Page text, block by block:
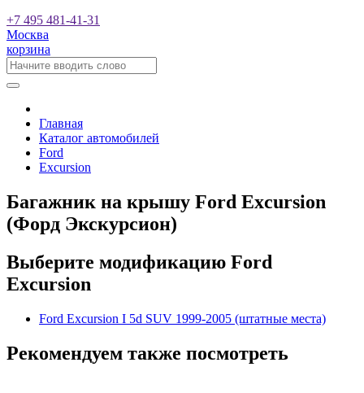
+7 495 481-41-31
Москва
корзина
Главная
Каталог автомобилей
Ford
Excursion
Багажник на крышу Ford Excursion
(Форд Экскурсион)
Выберите модификацию Ford
Excursion
Ford Excursion I 5d SUV 1999-2005 (штатные места)
Рекомендуем также посмотреть